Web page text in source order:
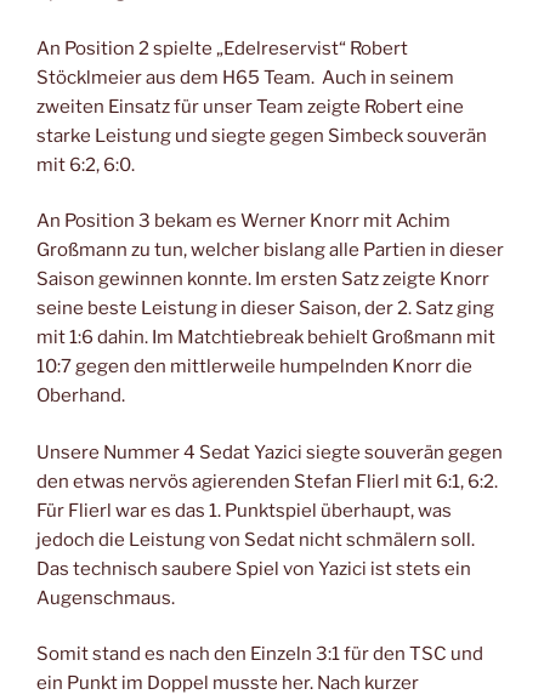
An Position 2 spielte „Edelreservist“ Robert
Stöcklmeier aus dem H65 Team. Auch in seinem
zweiten Einsatz für unser Team zeigte Robert eine
starke Leistung und siegte gegen Simbeck souverän
mit 6:2, 6:0.
An Position 3 bekam es Werner Knorr mit Achim
Großmann zu tun, welcher bislang alle Partien in dieser
Saison gewinnen konnte. Im ersten Satz zeigte Knorr
seine beste Leistung in dieser Saison, der 2. Satz ging
mit 1:6 dahin. Im Matchtiebreak behielt Großmann mit
10:7 gegen den mittlerweile humpelnden Knorr die
Oberhand.
Unsere Nummer 4 Sedat Yazici siegte souverän gegen
den etwas nervös agierenden Stefan Flierl mit 6:1, 6:2.
Für Flierl war es das 1. Punktspiel überhaupt, was
jedoch die Leistung von Sedat nicht schmälern soll.
Das technisch saubere Spiel von Yazici ist stets ein
Augenschmaus.
Somit stand es nach den Einzeln 3:1 für den TSC und
ein Punkt im Doppel musste her. Nach kurzer